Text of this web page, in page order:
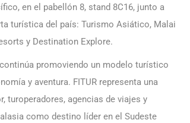
en el pabellón 8, stand 8C16, junto a
turística del país: Turismo Asiático, Malai
y Destination Explore.
promoviendo un modelo turístico
y aventura. FITUR representa una
turoperadores, agencias de viajes y
como destino líder en el Sudeste